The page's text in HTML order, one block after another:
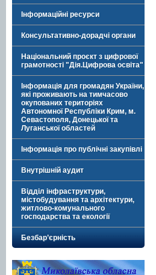
Інформаційні ресурси
Консультативно-дорадчі органи
Національний проєкт з цифрової
грамотності "Дія.Цифрова освіта"
Інформація для громадян України,
які проживають на тимчасово
окупованих територіях
Автономної Республіки Крим, м.
Севастополя, Донецької та
Луганської областей
Інформація про публічні закупівлі
Внутрішній аудит
Відділ інфраструктури,
містобудування та архітектури,
житлово-комунального
господарства та екології
Безбар’єрність